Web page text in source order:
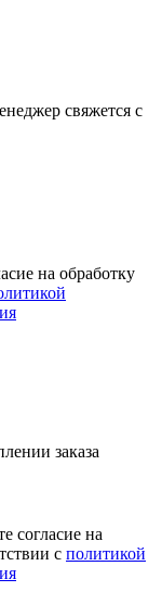
свяжется с
на обработку
заказа
согласие на
с политикой